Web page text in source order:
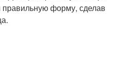
форму, сделав